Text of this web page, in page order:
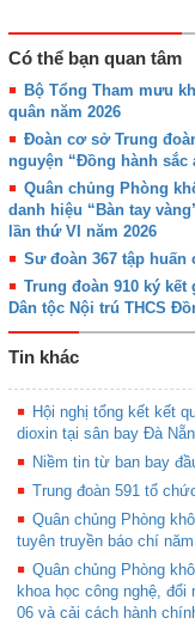
Có thể bạn quan tâm
Bộ Tổng Tham mưu
quân năm 2026
Đoàn cơ sở Trung
nguyện “Đồng hành sắc
Quân chủng Phòng
danh hiệu “Bàn tay
lần thứ VI năm 2026
Sư đoàn 367 tập huấn
Trung đoàn 910 ký
Dân tộc Nội trú THCS
Tin khác
Hội nghị tổng kết kết
dioxin tại sân bay Đà
Niềm tin từ ban bay
Trung đoàn 591 tổ
Quân chủng Phòng
tuyên truyền báo chí
Quân chủng Phòng
khoa học công nghệ,
06 và cải cách hành